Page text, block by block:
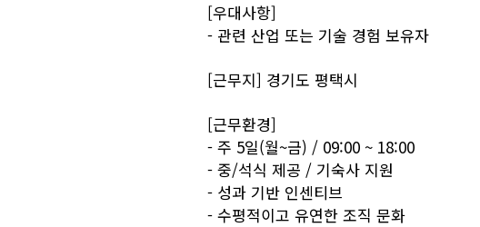
[우대사항]
- 관련 산업 또는 기술 경험 보유자
[근무지] 경기도 평택시
[근무환경]
- 주 5일(월~금) / 09:00 ~ 18:00
- 중/석식 제공 / 기숙사 지원
- 성과 기반 인센티브
- 수평적이고 유연한 조직 문화